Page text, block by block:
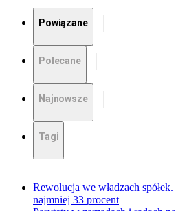
Powiązane
Polecane
Najnowsze
Tagi
Rewolucja we władzach
najmniej 33 procent